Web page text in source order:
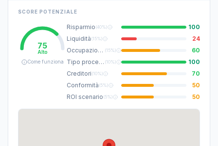
SCORE POTENZIALE
75
Alto
Come funziona
Risparmio(40%)
100
Liquidità(15%)
24
Occupazione (15%)
60
Tipo procedura (10%)
100
Creditori(10%)
70
Conformità(5%)
50
ROI scenario(5%) 50